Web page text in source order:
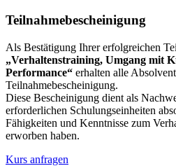
Teilnahmebescheinigung
Als Bestätigung Ihrer erfolgreichen
„Verhaltenstraining, Umgang mit
Performance“ erhalten alle
Teilnahmebescheinigung.
Diese Bescheinigung dient als
erforderlichen Schulungseinheiten
Fähigkeiten und Kenntnisse zum
erworben haben.
Kurs anfragen